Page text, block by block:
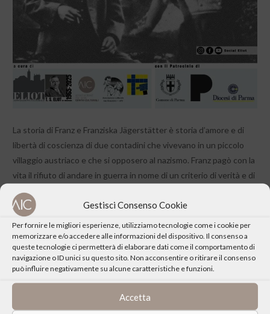
Gestisci Consenso Cookie
Per fornire le migliori esperienze, utilizziamo tecnologie come i cookie per
memorizzare e/o accedere alle informazioni del dispositivo. Il consenso a
queste tecnologie ci permetterà di elaborare dati come il comportamento di
navigazione o ID unici su questo sito. Non acconsentire o ritirare il consenso
può influire negativamente su alcune caratteristiche e funzioni.
Accetta
La storia di Franz e Franziska Jägerstätter è storia d’amore e di
libertà di coscienza di due contadini che vivevano in un piccolo
villaggio austriaco e che si opposero al nazismo. Franz pagò con la
vita il rifiuto di andare in guerra in nome di un criterio di verità e di
bene che gli derivava dalla fede. Franziska condivise la scelta e si
assunse tutta la responsabilità della famiglia in un contesto che
per anni fu avverso al giudizio espresso dai giovani.
CONDIVIDI QUESTO EVENTO